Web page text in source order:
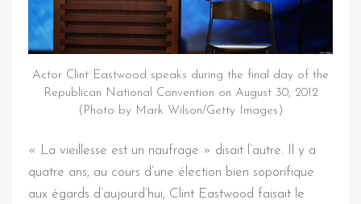
Actor Clint Eastwood speaks during the final day of the
Republican National Convention on August 30, 2012
(Photo by Mark Wilson/Getty Images)
« La vieillesse est un naufrage » disait l’autre. Il y a
quatre ans, au cours d’une élection bien soporifique
aux égards d’aujourd’hui, Clint Eastwood faisait le